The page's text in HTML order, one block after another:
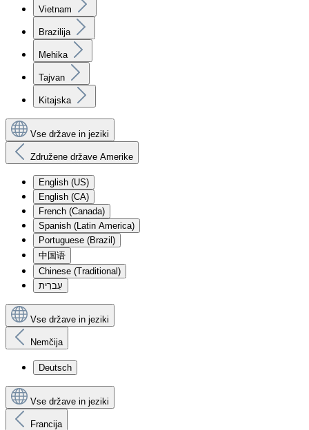
Vietnam
Brazilija
Mehika
Tajvan
Kitajska
Vse države in jeziki
Združene države Amerike
English (US)
English (CA)
French (Canada)
Spanish (Latin America)
Portuguese (Brazil)
中国语
Chinese (Traditional)
עִברִית
Vse države in jeziki
Nemčija
Deutsch
Vse države in jeziki
Francija